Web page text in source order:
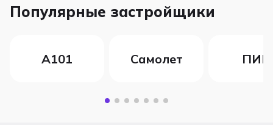
Популярные застройщики
А101 Самолет ПИК